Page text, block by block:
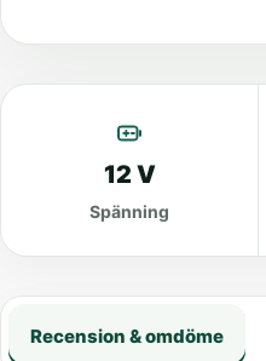
12 V
Spänning
Recension & omdöme